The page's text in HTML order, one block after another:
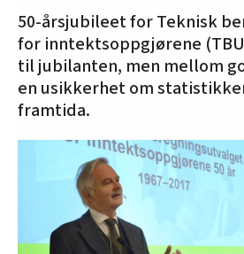
50-årsjubileet for Teknisk
for inntektsoppgjørene
til jubilanten, men mellom
en usikkerhet om
framtida.